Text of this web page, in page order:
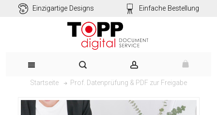
Einzigartige Designs Einfache Bestellung
Startseite Prof. Datenprüfung & PDF zur Freigabe